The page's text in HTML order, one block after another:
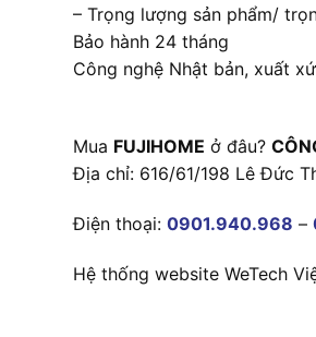
– Trọng lượng sản phẩm/
Bảo hành 24 tháng
Công nghệ Nhật bản, xuất
Mua FUJIHOME ở đâu?
Địa chỉ: 616/61/198 Lê Đức
Điện thoại: 0901.940.968 –
Hệ thống website WeTech